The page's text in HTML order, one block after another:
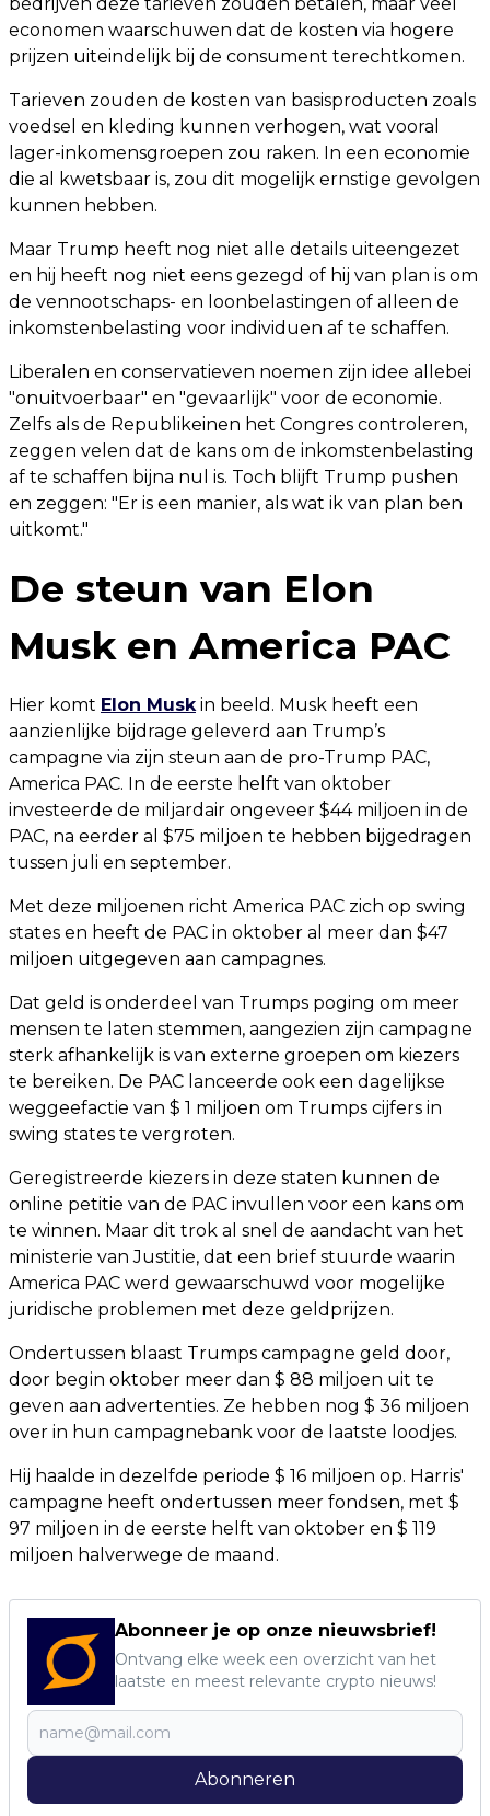
economen waarschuwen dat de kosten via hogere
prijzen uiteindelijk bij de consument terechtkomen.
Tarieven zouden de kosten van basisproducten zoals
voedsel en kleding kunnen verhogen, wat vooral
lager-inkomensgroepen zou raken. In een economie
die al kwetsbaar is, zou dit mogelijk ernstige gevolgen
kunnen hebben.
Maar Trump heeft nog niet alle details uiteengezet
en hij heeft nog niet eens gezegd of hij van plan is om
de vennootschaps- en loonbelastingen of alleen de
inkomstenbelasting voor individuen af ​​te schaffen.
Liberalen en conservatieven noemen zijn idee allebei
"onuitvoerbaar" en "gevaarlijk" voor de economie.
Zelfs als de Republikeinen het Congres controleren,
zeggen velen dat de kans om de inkomstenbelasting
af te schaffen bijna nul is. Toch blijft Trump pushen
en zeggen: "Er is een manier, als wat ik van plan ben
uitkomt."
De steun van Elon
Musk en America PAC
Hier komt Elon Muskin beeld. Musk heeft een
aanzienlijke bijdrage geleverd aan Trump’s
campagne via zijn steun aan de pro-Trump PAC,
America PAC. In de eerste helft van oktober
investeerde de miljardair ongeveer $44 miljoen in de
PAC, na eerder al $75 miljoen te hebben bijgedragen
tussen juli en september.
Met deze miljoenen richt America PAC zich op swing
states en heeft de PAC in oktober al meer dan $47
miljoen uitgegeven aan campagnes.
Dat geld is onderdeel van Trumps poging om meer
mensen te laten stemmen, aangezien zijn campagne
sterk afhankelijk is van externe groepen om kiezers
te bereiken. De PAC lanceerde ook een dagelijkse
weggeefactie van $ 1 miljoen om Trumps cijfers in
swing states te vergroten.
Geregistreerde kiezers in deze staten kunnen de
online petitie van de PAC invullen voor een kans om
te winnen. Maar dit trok al snel de aandacht van het
ministerie van Justitie, dat een brief stuurde waarin
America PAC werd gewaarschuwd voor mogelijke
juridische problemen met deze geldprijzen.
Ondertussen blaast Trumps campagne geld door,
door begin oktober meer dan $ 88 miljoen uit te
geven aan advertenties. Ze hebben nog $ 36 miljoen
over in hun campagnebank voor de laatste loodjes.
Hij haalde in dezelfde periode $ 16 miljoen op. Harris'
campagne heeft ondertussen meer fondsen, met $
97 miljoen in de eerste helft van oktober en $ 119
miljoen halverwege de maand.
Abonneer je op onze nieuwsbrief!
Ontvang elke week een overzicht van het
laatste en meest relevante crypto nieuws!
Abonneren